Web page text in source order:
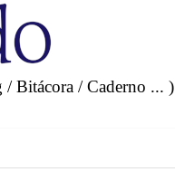
/ Bitácora / Caderno ... )